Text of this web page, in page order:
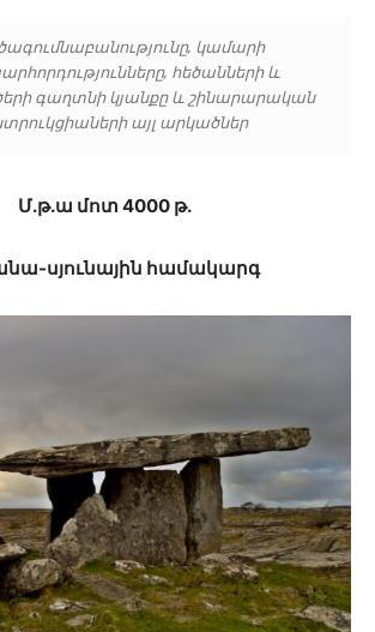
կամարի
հեծանների և
գաղտնի կյանքը և շինարարական
այլ արկածներ
Մ․թ․ա մոտ 4000 թ․
սյունային համակարգ